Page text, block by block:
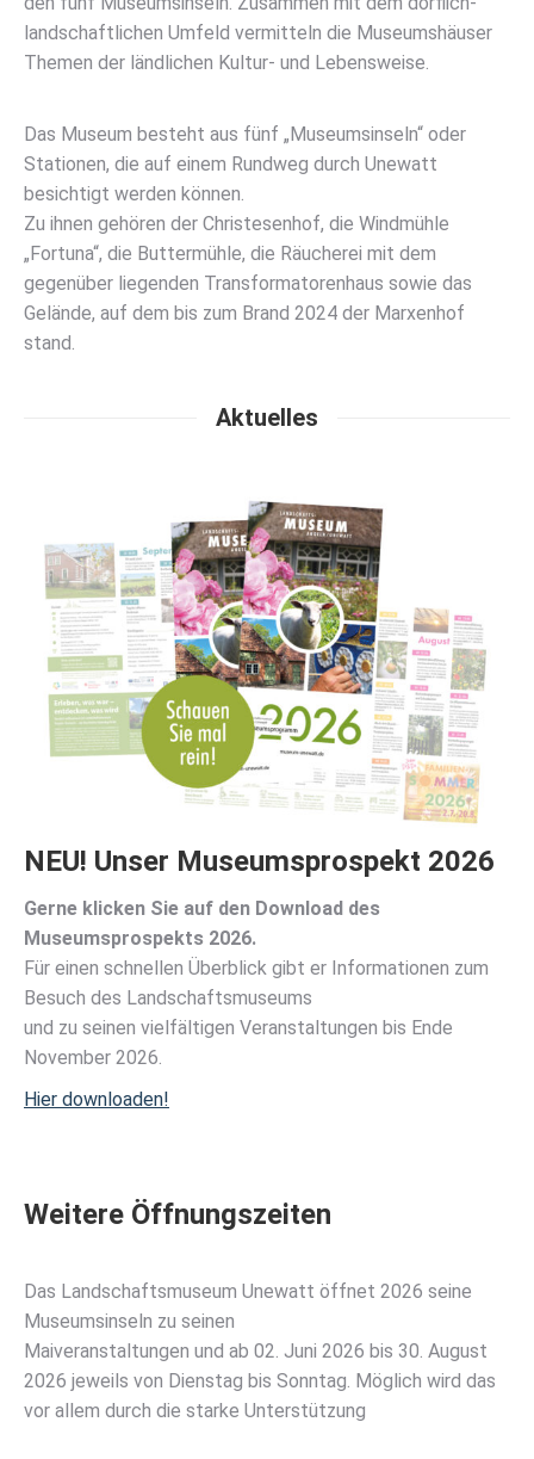
landschaftlichen Umfeld vermitteln die Museumshäuser
Themen der ländlichen Kultur- und Lebensweise.
Das Museum besteht aus fünf „Museumsinseln“ oder
Stationen, die auf einem Rundweg durch Unewatt
besichtigt werden können.
Zu ihnen gehören der Christesenhof, die Windmühle
„Fortuna“, die Buttermühle, die Räucherei mit dem
gegenüber liegenden Transformatorenhaus sowie das
Gelände, auf dem bis zum Brand 2024 der Marxenhof
stand.
Aktuelles
NEU! Unser Museumsprospekt 2026
Gerne klicken Sie auf den Download des
Museumsprospekts 2026.
Für einen schnellen Überblick gibt er Informationen zum
Besuch des Landschaftsmuseums
und zu seinen vielfältigen Veranstaltungen bis Ende
November 2026.
Hier downloaden!
Weitere Öffnungszeiten
Das Landschaftsmuseum Unewatt öffnet 2026 seine
Museumsinseln zu seinen
Maiveranstaltungen und ab 02. Juni 2026 bis 30. August
2026 jeweils von Dienstag bis Sonntag. Möglich wird das
vor allem durch die starke Unterstützung